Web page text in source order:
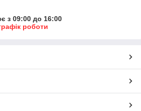
з 09:00 до 16:00
роботи